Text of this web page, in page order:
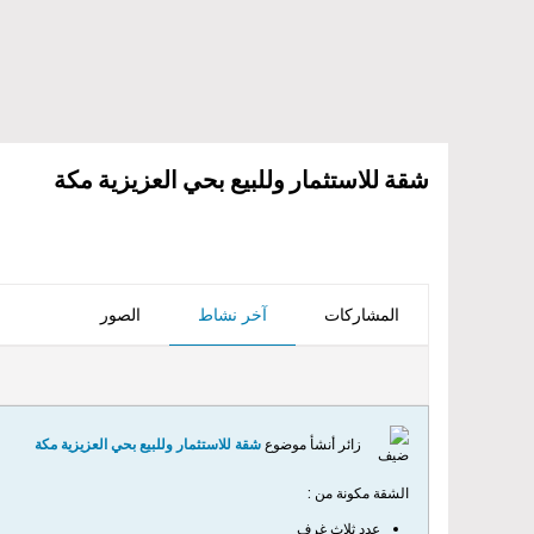
شقة للاستثمار وللبيع بحي العزيزية مكة
المشاركات آخر نشاط الصور
زائر أنشأ موضوعشقة للاستثمار وللبيع بحي العزيزية مكة
الشقة مكونة من :
عدد ثلاث غرف